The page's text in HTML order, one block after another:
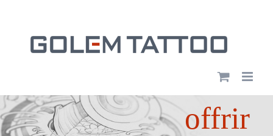
contenu
offrir